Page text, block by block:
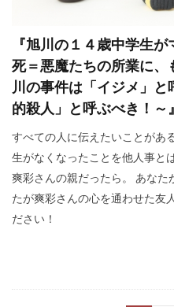
『旭川の１４歳中学生
死＝悪魔たちの所業に
川の事件は「イジメ」
的殺人」と呼ぶべき！～』
すべての人に伝えたいことがあ
生がなくなったことを他人事と
爽彩さんの親だったら。 あなた
たが爽彩さんの心を通わせた友
ださい！